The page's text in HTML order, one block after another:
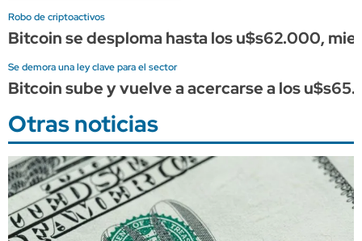
Robo de criptoactivos
Bitcoin se desploma hasta los u$s62.000,
Se demora una ley clave para el sector
Bitcoin sube y vuelve a acercarse a los
Otras noticias